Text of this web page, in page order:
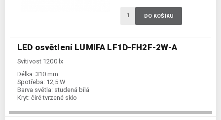
LED osvětlení LUMIFA LF1D-FH2F-2W-A
Svítivost 1200 lx
Délka: 310 mm
Spotřeba: 12,5 W
Barva světla: studená bílá
Kryt: čiré tvrzené sklo
DO KOŠÍKU